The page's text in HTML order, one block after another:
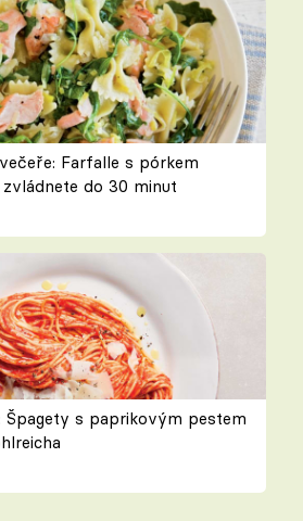
Farfalle s pórkem
do 30 minut
Špagety s paprikovým pestem